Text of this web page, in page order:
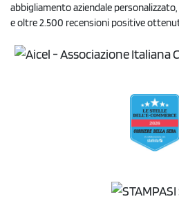
abbigliamento aziendale
e oltre 2.500 recensioni positive